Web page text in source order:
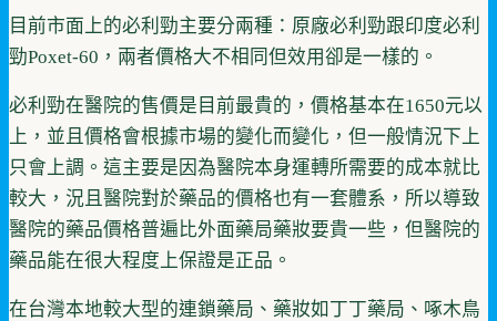
目前市面上的必利勁主要分兩種：原廠必利勁跟印度必利
勁Poxet-60，兩者價格大不相同但效用卻是一樣的。
必利勁在醫院的售價是目前最貴的，價格基本在1650元以
上，並且價格會根據市場的變化而變化，但一般情況下上
只會上調。這主要是因為醫院本身運轉所需要的成本就比
較大，況且醫院對於藥品的價格也有一套體系，所以導致
醫院的藥品價格普遍比外面藥局藥妝要貴一些，但醫院的
藥品能在很大程度上保證是正品。
在台灣本地較大型的連鎖藥局、藥妝如丁丁藥局、啄木鳥